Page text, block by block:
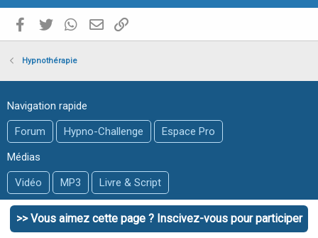
Facebook
Twitter WhatsAppE-mail valide
Hypnothérapie
Navigation rapide
Forum
Hypno-Challenge
Espace Pro
Médias
Vidéo
MP3
Livre & Script
@Transe-Hypnose
2005-2020
>> Vous aimez cette page ? Inscivez-vous pour participer